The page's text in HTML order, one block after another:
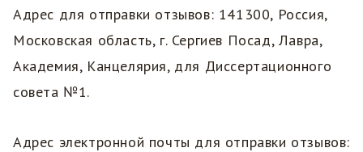
Адрес для отправки отзывов: 141300, Россия,
Московская область, г. Сергиев Посад, Лавра,
Академия, Канцелярия, для Диссертационного
совета №1.
Адрес электронной почты для отправки отзывов: